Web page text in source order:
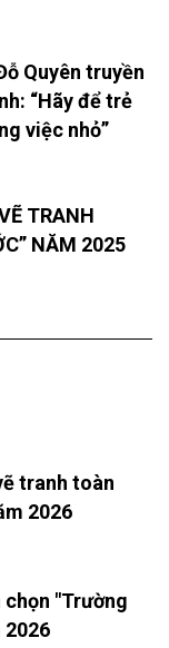
Quyên truyền
“Hãy để trẻ
việc nhỏ”
TRANH
NĂM 2025
tranh toàn
2026
"Trường
2026